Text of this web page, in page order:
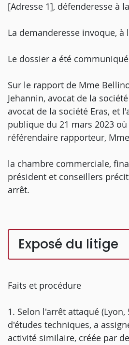
[Adresse 1], défenderesse à
La demanderesse invoque,
Le dossier a été
Sur le rapport de Mme
Jehannin, avocat de la
avocat de la société Eras, et
publique du 21 mars 2023
référendaire rapporteur,
la chambre commerciale,
président et conseillers
arrêt.
Exposé du litige
Faits et procédure
1. Selon l'arrêt attaqué
d'études techniques, a
activité similaire, créée par